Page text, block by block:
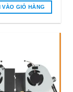
₫850.000.
VÀO GIỎ HÀNG